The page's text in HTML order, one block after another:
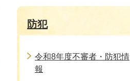
防犯
令和8年度不審者・防犯情
報